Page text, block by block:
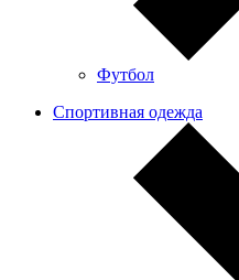
Футбол
Спортивная одежда